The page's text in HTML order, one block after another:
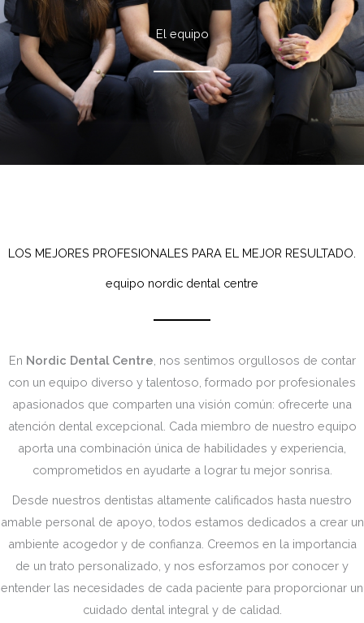
El equipo
LOS MEJORES PROFESIONALES PARA EL MEJOR RESULTADO.
equipo nordic dental centre
En Nordic Dental Centre , nos sentimos orgullosos de contar
con un equipo diverso y talentoso, formado por profesionales
apasionados que comparten una visión común: ofrecerte una
atención dental excepcional. Cada miembro de nuestro equipo
aporta una combinación única de habilidades y experiencia,
comprometidos en ayudarte a lograr tu mejor sonrisa.
Desde nuestros dentistas altamente calificados hasta nuestro
amable personal de apoyo, todos estamos dedicados a crear un
ambiente acogedor y de confianza. Creemos en la importancia
de un trato personalizado, y nos esforzamos por conocer y
entender las necesidades de cada paciente para proporcionar un
cuidado dental integral y de calidad.